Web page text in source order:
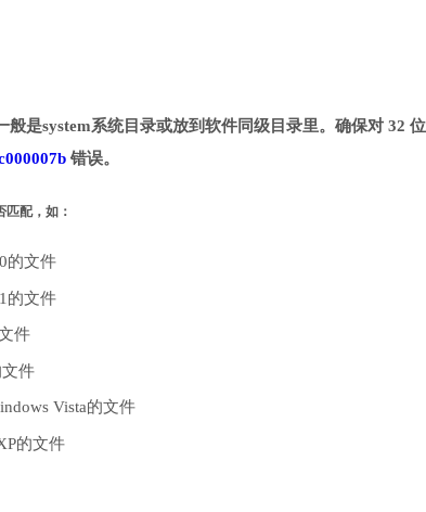
是system系统目录或放到软件同级目录里。确保对 32
错误。
配，如：
的文件
的文件
件
件
Vista的文件
的文件